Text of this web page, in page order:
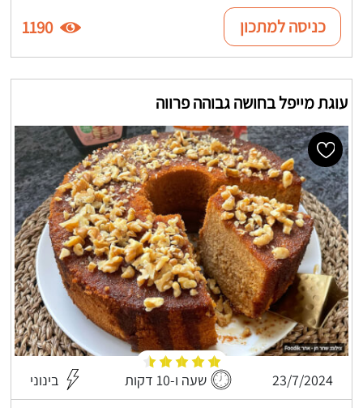
כניסה למתכון 1190
עוגת מייפל בחושה גבוהה פרווה
23/7/2024 שעה ו-10 דקות בינוני